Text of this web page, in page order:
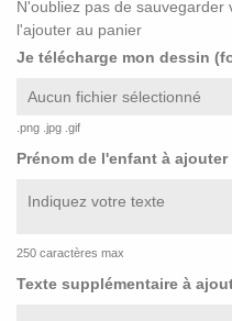
N'oubliez pas de
l'ajouter au panier
Je télécharge mon dessin
Aucun fichier sélectionné
.png .jpg .gif
Prénom de l'enfant à
250 caractères max
Texte supplémentaire à